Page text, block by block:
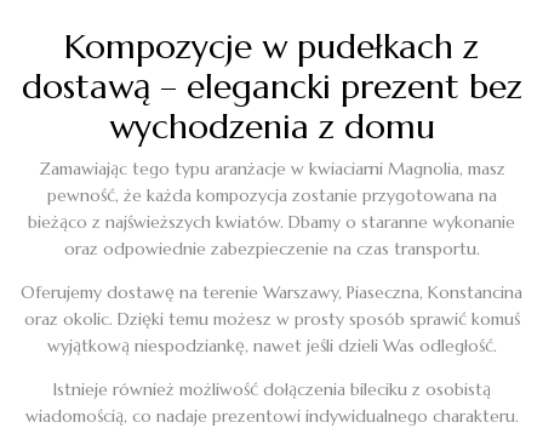
Kompozycje w pudełkach z
dostawą – elegancki prezent bez
wychodzenia z domu
Zamawiając tego typu aranżacje w kwiaciarni Magnolia, masz
pewność, że każda kompozycja zostanie przygotowana na
bieżąco z najświeższych kwiatów. Dbamy o staranne wykonanie
oraz odpowiednie zabezpieczenie na czas transportu.
Oferujemy dostawę na terenie Warszawy, Piaseczna, Konstancina
oraz okolic. Dzięki temu możesz w prosty sposób sprawić komuś
wyjątkową niespodziankę, nawet jeśli dzieli Was odległość.
Istnieje również możliwość dołączenia bileciku z osobistą
wiadomością, co nadaje prezentowi indywidualnego charakteru.